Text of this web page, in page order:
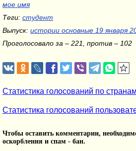
мое имя
Теги: студент
Выпуск: истории основные 19 января
Проголосовало за – 221, против – 102
Статистика голосований по странам
Статистика голосований
Чтобы оставить комментарии,
оскорбления и спам - бан.